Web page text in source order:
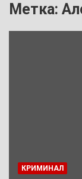
Метка:
КРИМИНАЛ